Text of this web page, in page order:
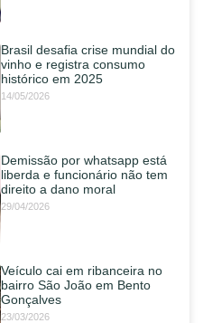
Brasil desafia crise mundial do
vinho e registra consumo
histórico em 2025
14/05/2026
Demissão por whatsapp está
liberda e funcionário não tem
direito a dano moral
29/04/2026
Veículo cai em ribanceira no
bairro São João em Bento
Gonçalves
23/03/2026